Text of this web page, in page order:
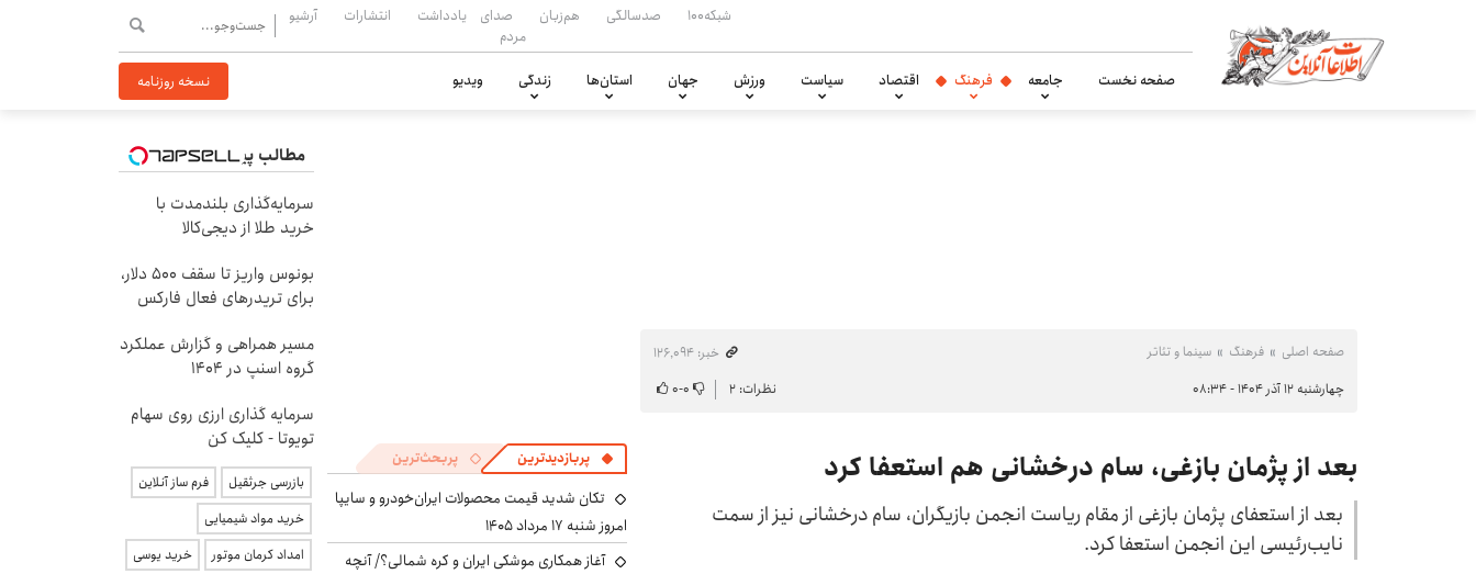
شبکه۱۰۰ صدسالگی هم‌زبان
صدای
مردم
یادداشت انتشارات آرشیو
صفحه نخست جامعه فرهنگ اقتصاد سیاست ورزش جهان استان‌ها زندگی ویدیو نسخه روزنامه
صفحه اصلی فرهنگ سینما و تئاتر
خبر: ۱۲۶٬۰۹۴
چهارشنبه ۱۲ آذر ۱۴۰۴ - ۰۸:۳۴
نظرات: ۲ ۰-۰
بعد از پژمان بازغی، سام درخشانی هم استعفا کرد
بعد از استعفای پژمان بازغی از مقام ریاست انجمن بازیگران، سام درخشانی نیز از سمت
نایب‌رئیسی این انجمن استعفا کرد.
پربازدیدترین پربحث‌ترین
تکان شدید قیمت محصولات ایران‌خودرو و سایپا
امروز شنبه ۱۷ مرداد ۱۴۰۵
آغاز همکاری موشکی ایران و کره شمالی؟/ آنچه
مطالب پیشنهادی
سرمایه‌گذاری بلندمدت با
خرید طلا از دیجی‌کالا
بونوس واریز تا سقف 500 دلار،
برای تریدرهای فعال فارکس
مسیر همراهی و گزارش عملکرد
گروه اسنپ در ۱۴۰۴
سرمایه گذاری ارزی روی سهام
تویوتا - کلیک کن
بازرسی جرثقیل
فرم ساز آنلاین
خرید مواد شیمیایی
امداد کرمان موتور
خرید یوسی